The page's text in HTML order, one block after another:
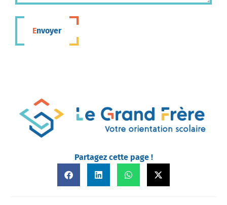
Envoyer
Partagez cette page !